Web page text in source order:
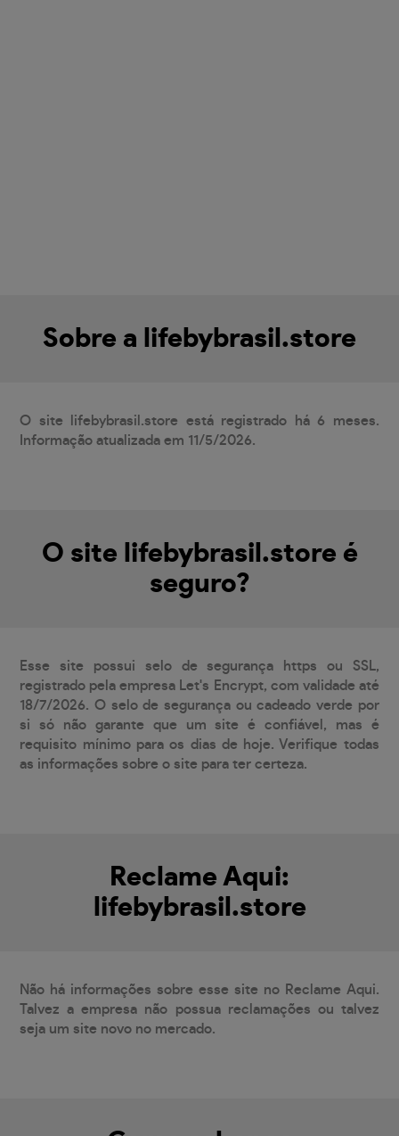
Sobre a lifebybrasil.store
O site lifebybrasil.store está registrado há 6 meses.
Informação atualizada em 11/5/2026.
O site lifebybrasil.store é
seguro?
Esse site possui selo de segurança https ou SSL,
registrado pela empresa Let's Encrypt, com validade até
18/7/2026. O selo de segurança ou cadeado verde por
si só não garante que um site é confiável, mas é
requisito mínimo para os dias de hoje. Verifique todas
as informações sobre o site para ter certeza.
Reclame Aqui:
lifebybrasil.store
Não há informações sobre esse site no Reclame Aqui.
Talvez a empresa não possua reclamações ou talvez
seja um site novo no mercado.